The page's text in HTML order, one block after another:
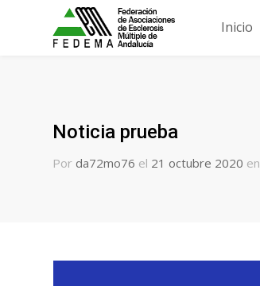
Inicio
Noticia prueba
Por da72mo76 el 21 octubre 2020 en